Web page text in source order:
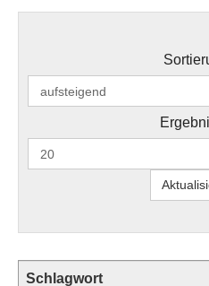
Schlagwort